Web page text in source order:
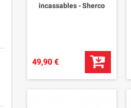
incassables - Sherco
49,90 €